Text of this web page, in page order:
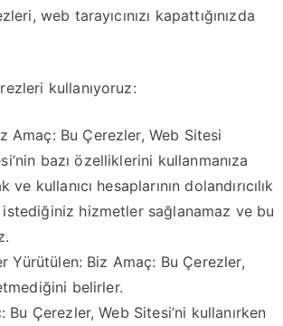
web tarayıcınızı kapattığınızda
kullanıyoruz:
Amaç: Bu Çerezler, Web Sitesi
bazı özelliklerini kullanmanıza
kullanıcı hesaplarının dolandırıcılık
istediğiniz hizmetler sağlanamaz ve bu
Yürütülen: Biz Amaç: Bu Çerezler,
belirler.
Bu Çerezler, Web Sitesi’ni kullanırken